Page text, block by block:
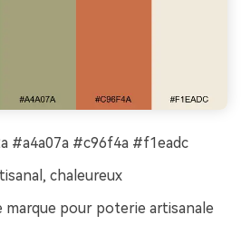
#a4a07a #c96f4a #f1eadc
chaleureux
marque pour poterie artisanale